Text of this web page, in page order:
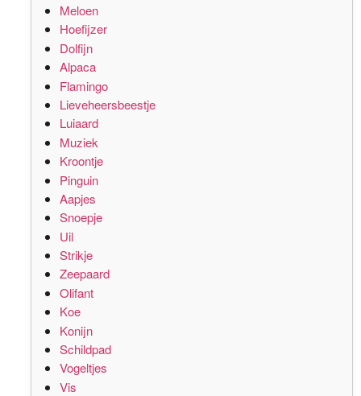
Meloen
Hoefijzer
Dolfijn
Alpaca
Flamingo
Lieveheersbeestje
Luiaard
Muziek
Kroontje
Pinguin
Aapjes
Snoepje
Uil
Strikje
Zeepaard
Olifant
Koe
Konijn
Schildpad
Vogeltjes
Vis